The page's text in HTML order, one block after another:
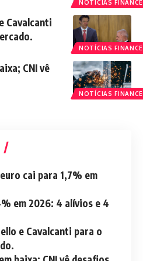
NOTÍCIAS
NOTÍCIAS
Cavalcanti
NOTÍCIAS
CNI vê
cai para 1,7% em
em 2026: 4 alívios e 4
e Cavalcanti para o